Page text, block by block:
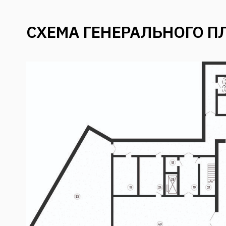
СХЕМА ГЕНЕРАЛЬНОГО